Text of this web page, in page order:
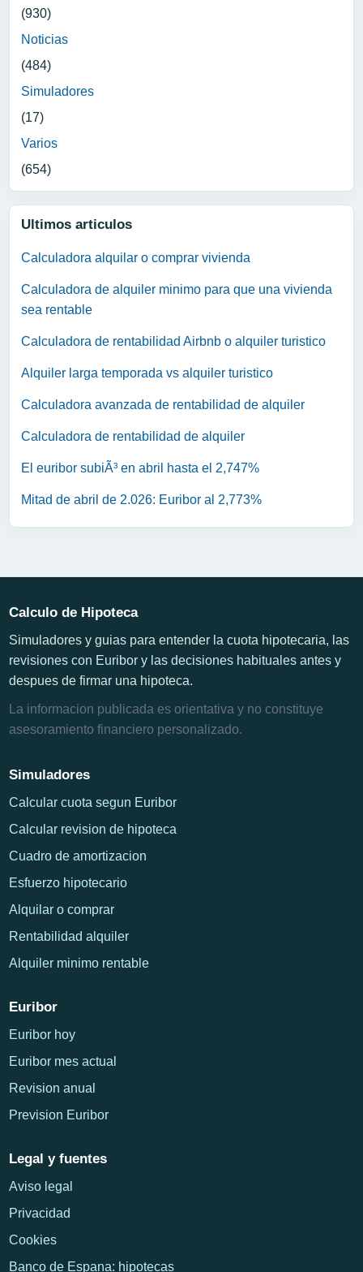
(930)
Noticias
(484)
Simuladores
(17)
Varios
(654)
Ultimos articulos
Calculadora alquilar o comprar vivienda
Calculadora de alquiler minimo para que una vivienda
sea rentable
Calculadora de rentabilidad Airbnb o alquiler turistico
Alquiler larga temporada vs alquiler turistico
Calculadora avanzada de rentabilidad de alquiler
Calculadora de rentabilidad de alquiler
El euribor subiÃ³ en abril hasta el 2,747%
Mitad de abril de 2.026: Euribor al 2,773%
Calculo de Hipoteca
Simuladores y guias para entender la cuota hipotecaria, las
revisiones con Euribor y las decisiones habituales antes y
despues de firmar una hipoteca.
La informacion publicada es orientativa y no constituye
asesoramiento financiero personalizado.
Simuladores
Calcular cuota segun Euribor
Calcular revision de hipoteca
Cuadro de amortizacion
Esfuerzo hipotecario
Alquilar o comprar
Rentabilidad alquiler
Alquiler minimo rentable
Euribor
Euribor hoy
Euribor mes actual
Revision anual
Prevision Euribor
Legal y fuentes
Aviso legal
Privacidad
Cookies
Banco de Espana: hipotecas